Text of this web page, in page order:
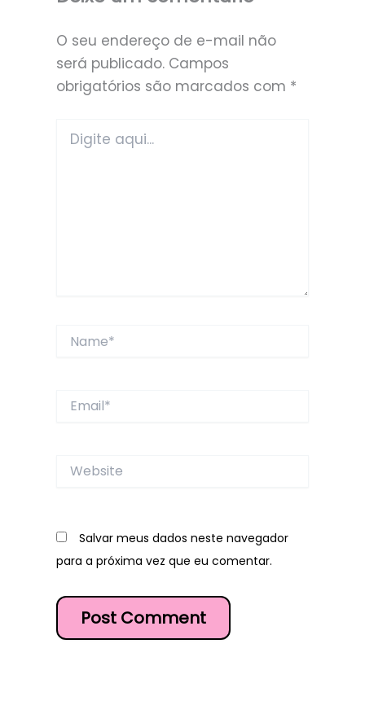
O seu endereço de e-mail não
será publicado. Campos
obrigatórios são marcados com *
aqui...
Website
Salvar meus dados neste navegador
para a próxima vez que eu comentar.